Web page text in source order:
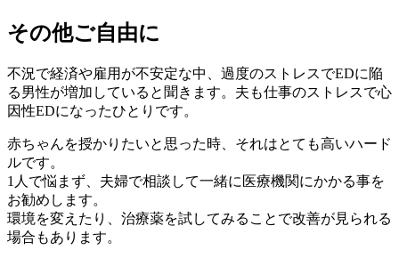
その他ご自由に
不況で経済や雇用が不安定な中、過度のストレスでEDに陥
る男性が増加していると聞きます。夫も仕事のストレスで心
因性EDになったひとりです。
赤ちゃんを授かりたいと思った時、それはとても高いハード
ルです。
1人で悩まず、夫婦で相談して一緒に医療機関にかかる事を
お勧めします。
環境を変えたり、治療薬を試してみることで改善が見られる
場合もあります。